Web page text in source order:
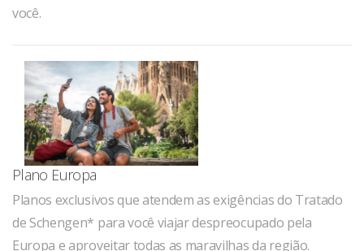
você.
Plano Europa
Planos exclusivos que atendem as exigências do Tratado
de Schengen* para você viajar despreocupado pela
Europa e aproveitar todas as maravilhas da região.